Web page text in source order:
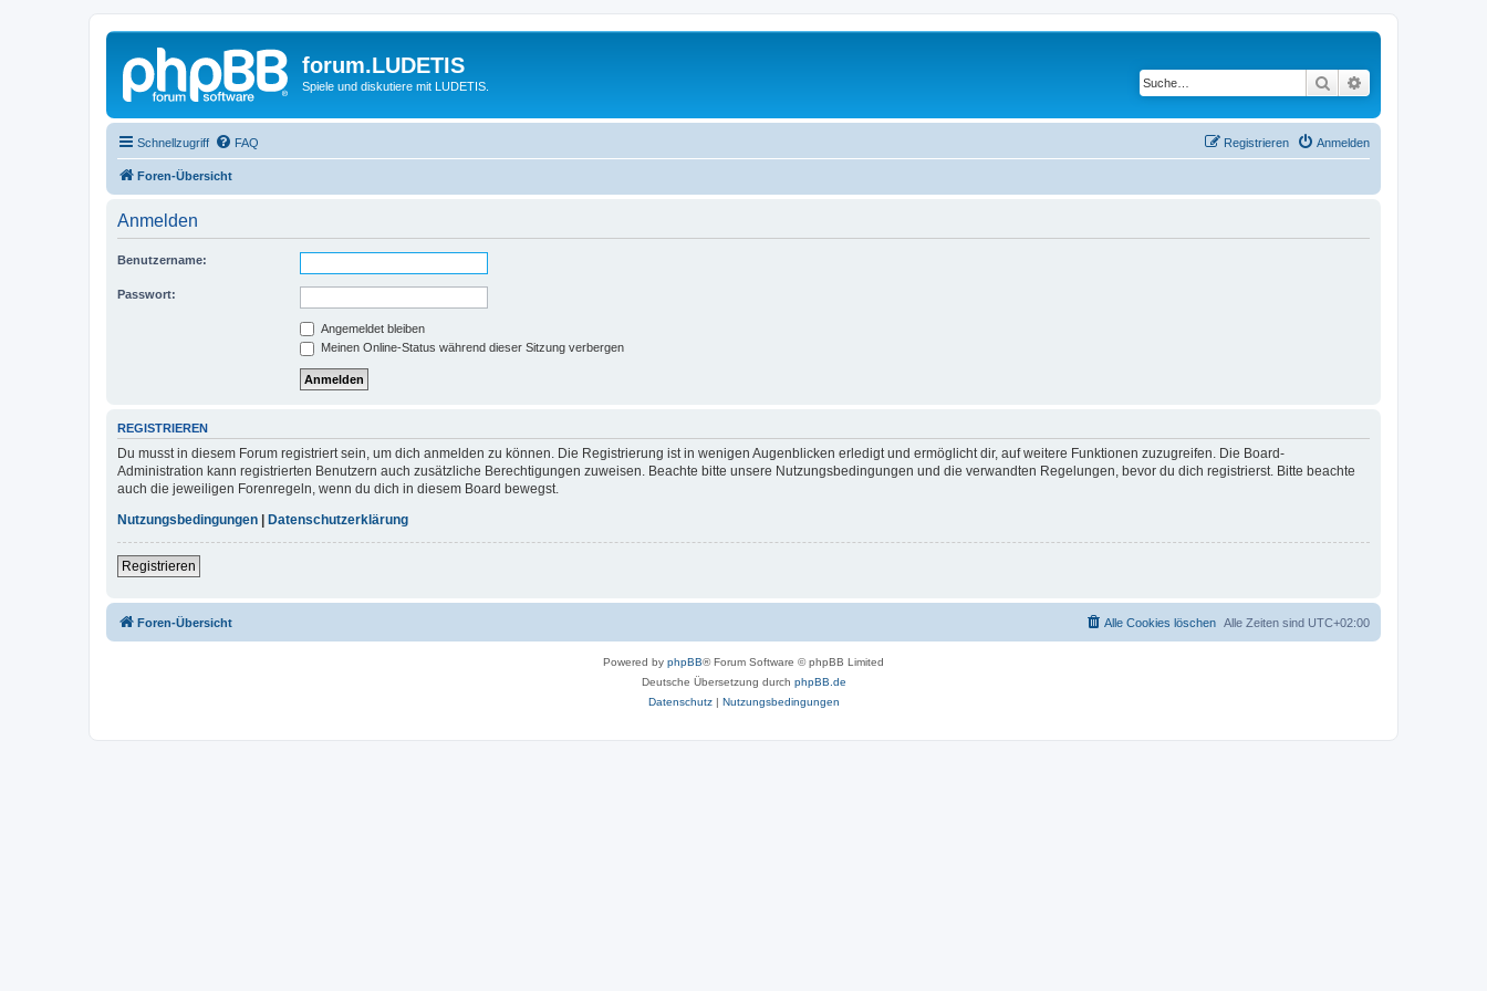
forum.LUDETIS
Spiele und diskutiere mit LUDETIS. Suche
Schnellzugriff FAQ Anmelden
Registrieren
Foren-Übersicht
Anmelden
Benutzername:
Passwort:
Angemeldet bleiben
Meinen Online-Status während dieser Sitzung verbergen
REGISTRIEREN
Du musst in diesem Forum registriert sein, um dich anmelden zu können. Die Registrierung ist in wenigen Augenblicken erledigt und ermöglicht dir, auf weitere Funktionen zuzugreifen. Die Board-
Administration kann registrierten Benutzern auch zusätzliche Berechtigungen zuweisen. Beachte bitte unsere Nutzungsbedingungen und die verwandten Regelungen, bevor du dich registrierst. Bitte beachte
auch die jeweiligen Forenregeln, wenn du dich in diesem Board bewegst.
Nutzungsbedingungen
Datenschutzerklärung
Registrieren
Foren-Übersicht Alle Zeiten sind UTC+02:00
Alle Cookies löschen
Powered by phpBB® Forum Software © phpBB Limited
Deutsche Übersetzung durch phpBB.de
Datenschutz| Nutzungsbedingungen